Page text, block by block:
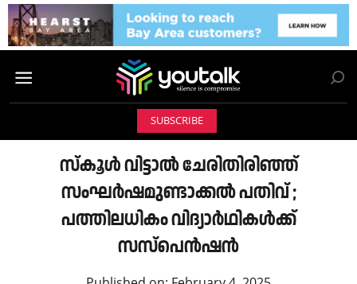
SUBSCRIBE
സ്‌കൂൾ വിട്ടാൽ ചേരിതിരിഞ്ഞ്
സംഘർഷമുണ്ടാക്കൽ പതിവ് ;
പത്തിലധികം വിദ്യാർഥികൾക്ക്
സസ്‌പെൻഷൻ